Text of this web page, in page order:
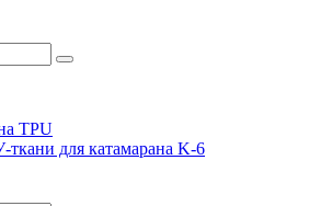
ткани для катамарана K-6